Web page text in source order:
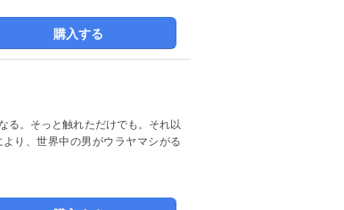
購入する
り、世界中の男がウラヤマシがる